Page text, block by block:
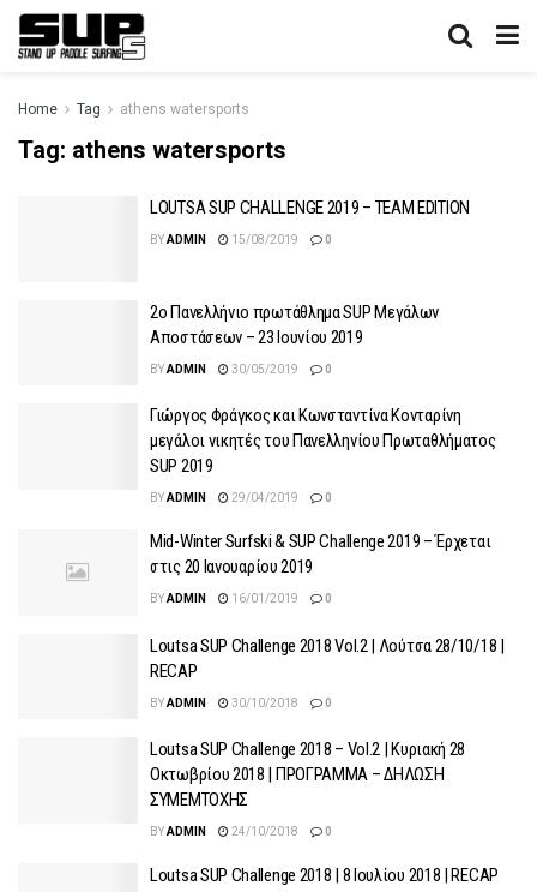
Home Tag athens watersports
Tag: athens watersports
LOUTSA SUP CHALLENGE 2019 – TEAM EDITION
BYADMIN 15/08/2019 0
2o Πανελλήνιο πρωτάθλημα SUP Μεγάλων
Αποστάσεων – 23 Ιουνίου 2019
BYADMIN 30/05/2019 0
Γιώργος Φράγκος και Κωνσταντίνα Κονταρίνη
μεγάλοι νικητές του Πανελληνίου Πρωταθλήματος
SUP 2019
BYADMIN 29/04/2019 0
Mid-Winter Surfski & SUP Challenge 2019 – Έρχεται
στις 20 Ιανουαρίου 2019
BYADMIN 16/01/2019 0
Loutsa SUP Challenge 2018 Vol.2 | Λούτσα 28/10/18 |
RECAP
BYADMIN 30/10/2018 0
Loutsa SUP Challenge 2018 – Vol.2 | Κυριακή 28
Οκτωβρίου 2018 | ΠΡΟΓΡΑΜΜΑ – ΔΗΛΩΣΗ
ΣΥΜΕΜΤΟΧΗΣ
BYADMIN 24/10/2018 0
Loutsa SUP Challenge 2018 | 8 Ιουλίου 2018 | RECAP